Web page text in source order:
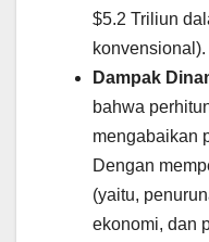
$5.2 Triliun
konvensional).
Dampak
bahwa
mengabaikan
Dengan
(yaitu,
ekonomi, dan